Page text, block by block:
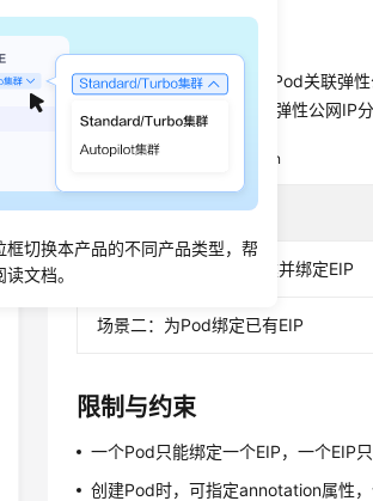
框切换本产品的不同产品类型，帮
文档。
为方便用户在CCI内直接为Pod关联弹
自动绑定该Pod。自动绑定弹性公网IP
表1自动绑定EIP配置annotation
场景
场景一：为Pod自动创建并绑定EIP
场景二：为Pod绑定已有EIP
限制与约束
一个Pod只能绑定一个EIP，一个EIP
创建Pod时，可指定annotation属性